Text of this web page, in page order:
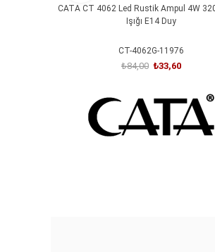
CATA CT 4062 Led Rustik Ampul 4W
Işığı E14 Duy
CT-4062G-11976
₺33,60
₺84,00